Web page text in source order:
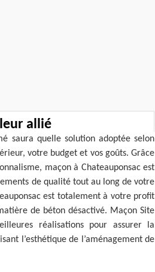
allié
saura quelle solution adoptée selon
votre budget et vos goûts. Grâce
maçon à Chateauponsac est
de qualité tout au long de votre
est totalement à votre profit
de béton désactivé. Maçon Site
réalisations pour assurer la
l’esthétique de l’aménagement de